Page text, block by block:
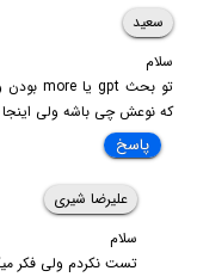
سعید
سلام
که نوعش چی باشه ولی اینجا
پاسخ
علیرضا شیری
سلام
تست نکردم ولی فکر